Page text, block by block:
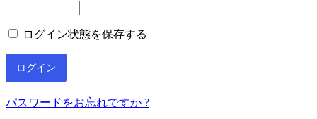
ログイン状態を保存する
パスワードをお忘れですか ?